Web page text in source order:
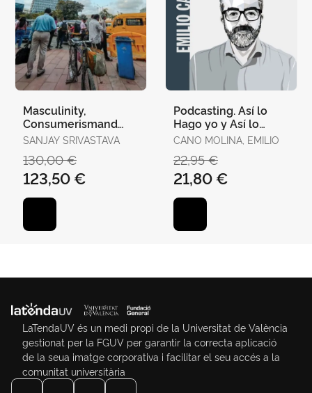
Masculinity,
Consumerismand
The Post-National
SANJAY SRIVASTAVA
130,00 €
123,50 €
Podcasting. Así lo
Hago yo y Así lo
Puedes Hacer tú
CANO MOLINA, EMILIO
22,95 €
21,80 €
LaTendaUV és un medi propi de la Universitat de València
gestionat per la FGUV per garantir la correcta aplicació
de la seua imatge corporativa i facilitar el seu accés a la
comunitat universitària